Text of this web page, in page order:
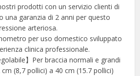
prodotti con un servizio clienti di
una garanzia di 2 anni per questo
arteriosa.
per uso domestico sviluppato
clinica professionale.
】Per braccia normali e grandi
(8,7 pollici) a 40 cm (15.7 pollici)